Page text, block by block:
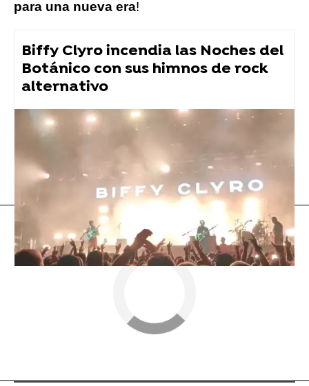
para una nueva era!
Biffy Clyro incendia las Noches del
Botánico con sus himnos de rock
alternativo
Flooxer Now » Música
Taylor Swift